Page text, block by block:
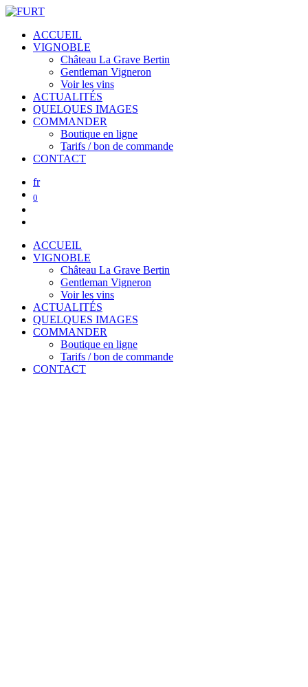
ACCUEIL
VIGNOBLE
Château La Grave Bertin
Gentleman Vigneron
Voir les vins
ACTUALITÉS
QUELQUES IMAGES
COMMANDER
Boutique en ligne
Tarifs / bon de commande
CONTACT
fr
0
ACCUEIL
VIGNOBLE
Château La Grave Bertin
Gentleman Vigneron
Voir les vins
ACTUALITÉS
QUELQUES IMAGES
COMMANDER
Boutique en ligne
Tarifs / bon de commande
CONTACT